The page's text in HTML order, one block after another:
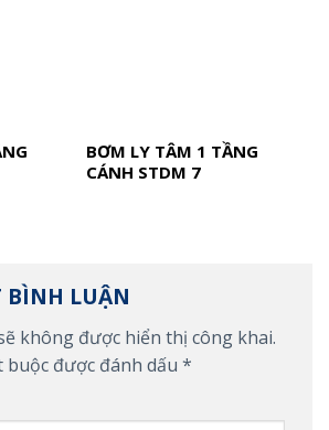
BƠM LY TÂM 1 TẦNG
CÁNH STDM 7
BÌNH LUẬN
không được hiển thị công khai.
được đánh dấu *